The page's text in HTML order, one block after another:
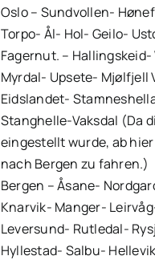
Oslo – Sundvollen-
Torpo- Ål- Hol- Geilo-
Fagernut. –
Myrdal- Upsete- Mjølfjell
Eidslandet-
Stanghelle-Vaksdal (Da
eingestellt wurde, ab
nach Bergen zu fahren.)
Bergen – Åsane-
Knarvik- Manger-
Leversund- Rutledal-
Hyllestad- Salbu-